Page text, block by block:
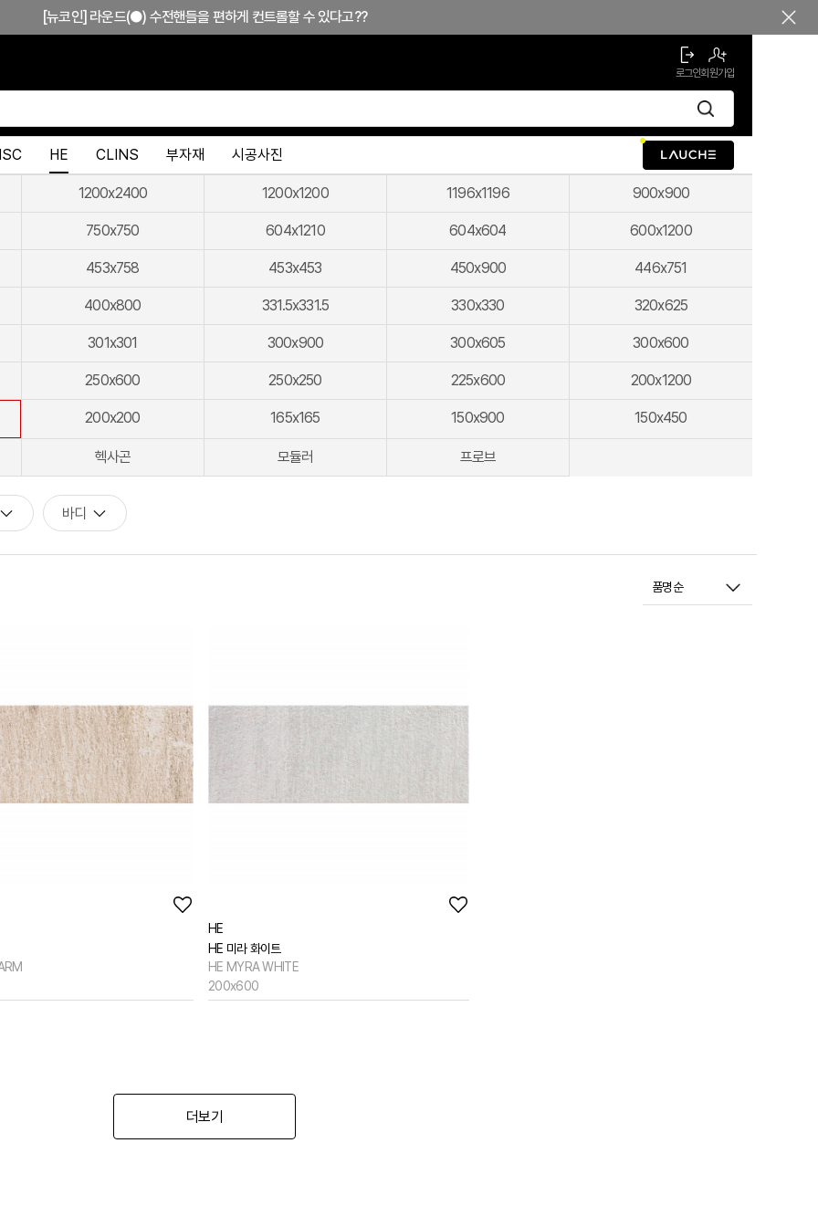
[뉴코인] 라운드(●) 수전핸들을 편하게 컨트롤할 수 있다고??
[뉴코인슬라이드바] 존재감을 확! 숨기는 350mm의 미니멀리즘
[신상품] 숨겨진 접합선 (Seamless) '피아또 수건걸이'
[신상품] 300mm 미니멀 스퀘어 '피아또 슬라이드바'
[뉴피오] '튀지 않고' 투명한 크리스탈 직수
[뉴피오] '아래로' 향하는 넓은 폭포수
[신상품] 숨겨진 접합선 (Seamless) '피아또 수건걸이'
[신상품] 300mm 미니멀 스퀘어 '피아또 슬라이드바'
[뉴피오] '튀지 않고' 투명한 크리스탈 직수
[뉴코인슬라이드바] 존재감을 확! 숨기는 350mm의 미니멀리즘
[모노플러스] 시공후에 알게되는 만족감! 프레임리스 휴지걸이
[신상품] 숨겨진 접합선 (Seamless) '피아또 수건걸이'
[신상품] 더욱 완벽해진 '뉴피오'
[뉴코인] 라운드(●) 수전핸들을 편하게 컨트롤할 수 있다고??
[뉴코인청소건] 허리 굽히지 마세요! 변기 뒤로 숨기지도 마세요!
[신상품] 숨겨진 접합선 (Seamless) '피아또 수건걸이'
[신상품] 300mm 미니멀 스퀘어 '피아또 슬라이드바'
로그인회원가입
HE CLINS 부자재 시공사진
1200x2400 1200x1200 1196x1196 900x900
750x750 604x1210 604x604 600x1200
453x758 453x453 450x900 446x751
400x800 331.5x331.5 330x330 320x625
301x301 300x900 300x605 300x600
250x600 250x250 225x600 200x1200
200x200 165x165 150x900 150x450
헥사곤 모듈러 프로브
바디
HE
HE 미라 화이트
HE MYRA WHITE
200x600
더보기